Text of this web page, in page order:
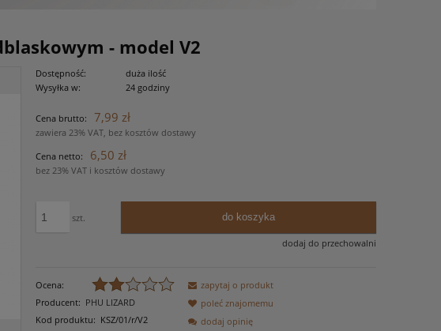
- model V2
Dostępność:
duża ilość
Wysyłka w:
24 godziny
Cena brutto: 7,99 zł
zawiera 23% VAT, bez kosztów dostawy
Cena netto:
6,50 zł
bez 23% VAT i kosztów dostawy
szt. do koszyka
dodaj do przechowalni
Ocena:
Producent: PHU LIZARD
Kod produktu: KSZ/01/r/V2
zapytaj o produkt
poleć znajomemu
dodaj opinię